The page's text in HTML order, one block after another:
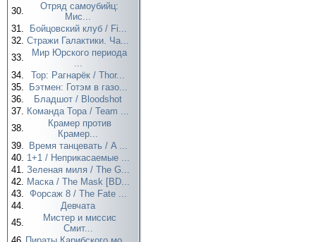
30.
Отряд самоубийц:
Мис...
31.
Бойцовский клуб / Fi...
32. Стражи Галактики. Ча...
33.
Мир Юрского периода
...
34.
Тор: Рагнарёк / Thor...
35.
Бэтмен: Готэм в газо...
36.
Бладшот / Bloodshot
37. Команда Тора / Team ...
38.
Крамер против
Крамер...
39.
Время танцевать / A ...
40. 1+1 / Неприкасаемые ...
41. Зеленая миля / The G...
42. Маска / The Mask [BD...
43. Форсаж 8 / The Fate ...
44.
Девчата
45.
Мистер и миссис
Смит...